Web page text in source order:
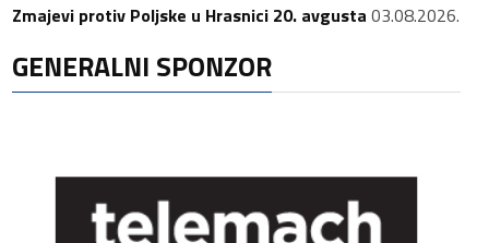
Zmajevi protiv Poljske u Hrasnici 20. avgusta 03.08.2026.
GENERALNI SPONZOR